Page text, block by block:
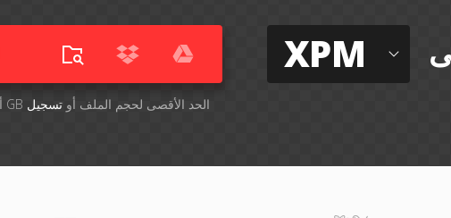
أسقِط الملفات هنا. 1 GB الحد الأقصى لحجم الملف أوتسجيل
XPM